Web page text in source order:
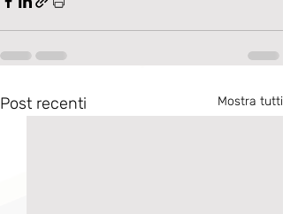
Post recenti Mostra tutti